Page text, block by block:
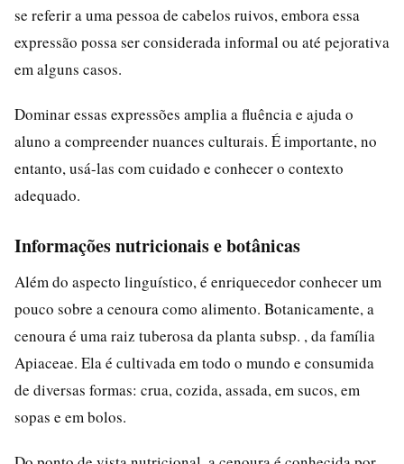
se referir a uma pessoa de cabelos ruivos, embora essa
expressão possa ser considerada informal ou até pejorativa
em alguns casos.
Dominar essas expressões amplia a fluência e ajuda o
aluno a compreender nuances culturais. É importante, no
entanto, usá-las com cuidado e conhecer o contexto
adequado.
Informações nutricionais e botânicas
Além do aspecto linguístico, é enriquecedor conhecer um
pouco sobre a cenoura como alimento. Botanicamente, a
cenoura é uma raiz tuberosa da planta subsp. , da família
Apiaceae. Ela é cultivada em todo o mundo e consumida
de diversas formas: crua, cozida, assada, em sucos, em
sopas e em bolos.